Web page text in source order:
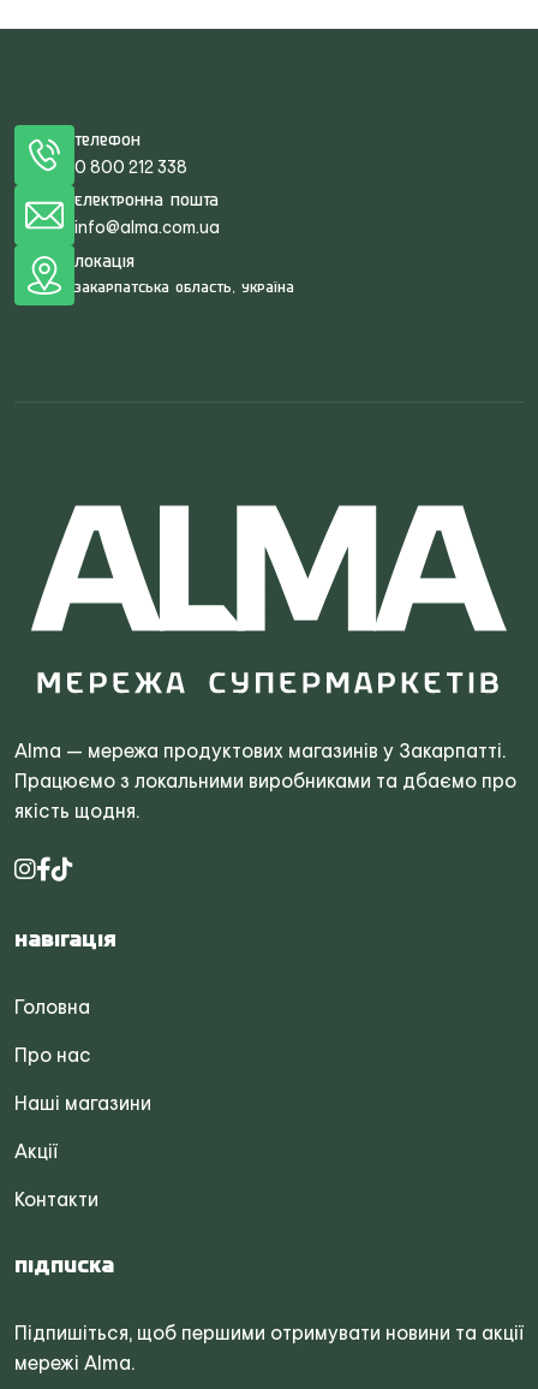
Телефон
0 800 212 338
Електронна пошта
info@alma.com.ua
Локація
Закарпатська область, Україна
Alma — мережа продуктових магазинів у Закарпатті.
Працюємо з локальними виробниками та дбаємо про
якість щодня.
Навігація
Головна
Про нас
Наші магазини
Акції
Контакти
Підписка
Підпишіться, щоб першими отримувати новини та акції
мережі Alma.